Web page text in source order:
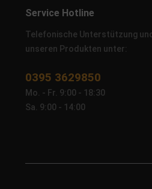
Service Hotline
Telefonische Unterstützung
unseren Produkten unter:
0395 3629850
Mo. - Fr. 9:00 - 18:30
Sa. 9:00 - 14:00